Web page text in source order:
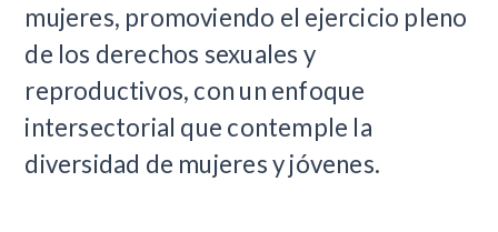
mujeres, promoviendo el ejercicio pleno
de los derechos sexuales y
reproductivos, con un enfoque
intersectorial que contemple la
diversidad de mujeres y jóvenes.